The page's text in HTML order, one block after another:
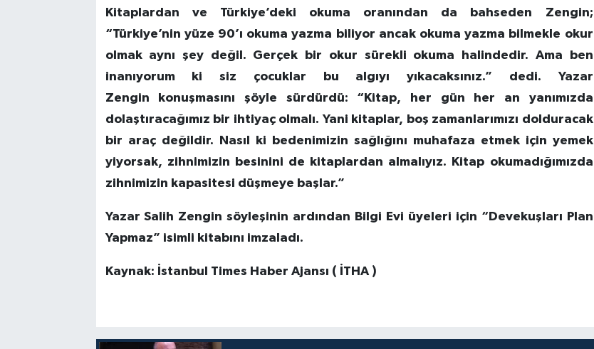
Kitaplardan ve Türkiye’deki okuma oranından da bahseden Zengin;
“Türkiye’nin yüze 90’ı okuma yazma biliyor ancak okuma yazma bilmekle okur
olmak aynı şey değil. Gerçek bir okur sürekli okuma halindedir. Ama ben
inanıyorum ki siz çocuklar bu algıyı yıkacaksınız.” dedi. Yazar
Zengin konuşmasını şöyle sürdürdü: “Kitap, her gün her an yanımızda
dolaştıracağımız bir ihtiyaç olmalı. Yani kitaplar, boş zamanlarımızı dolduracak
bir araç değildir. Nasıl ki bedenimizin sağlığını muhafaza etmek için yemek
yiyorsak, zihnimizin besinini de kitaplardan almalıyız. Kitap okumadığımızda
zihnimizin kapasitesi düşmeye başlar.”
Yazar Salih Zengin söyleşinin ardından Bilgi Evi üyeleri için “Devekuşları Plan
Yapmaz” isimli kitabını imzaladı.
Kaynak: İstanbul Times Haber Ajansı ( İTHA )